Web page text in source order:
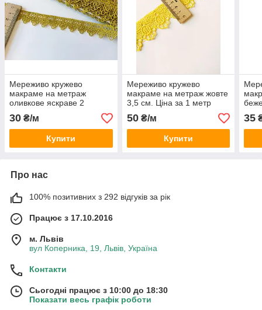
Мереживо кружево
макраме на метраж
оливкове яскраве 2
см.Пакістан Ціна за 1 метр
30 ₴/м
Купити
Мереживо кружево
макраме на метраж жовте
3,5 см. Ціна за 1 метр
50₴/м
Купити
35
Про нас
100% позитивних з 292 відгуків за рік
Працює з 17.10.2016
м. Львів
вул Коперника, 19, Львів, Україна
Контакти
Сьогодні працює з 10:00 до 18:30
Показати весь графік роботи